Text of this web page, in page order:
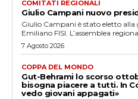
COMITATI REGIONALI
Giulio Campani nuovo
Giulio Campani è stato eletto
Emiliano FISI. L’assemblea
7 Agosto 2026
COPPA DEL MONDO
Gut-Behrami lo scorso
bisogna piacere a tutti. In
vedo giovani appagati»